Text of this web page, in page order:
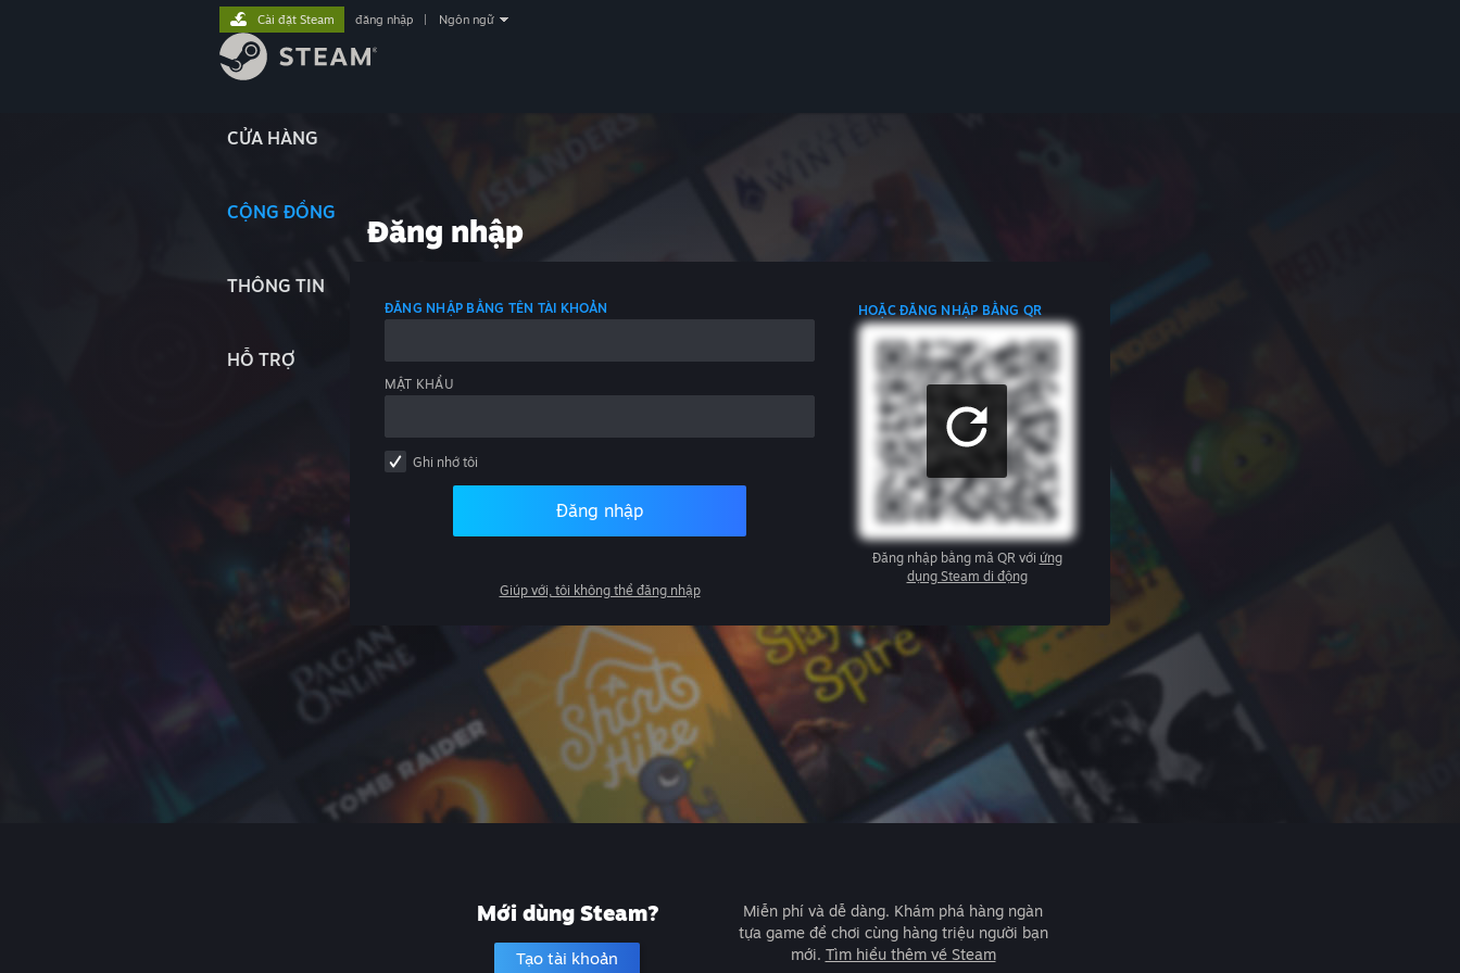
CỬA HÀNG
CỘNG ĐỒNG
THÔNG TIN
HỖ TRỢ
Cài đặt Steam đăng nhập Ngôn ngữ
Đăng nhập
ĐĂNG NHẬP BẰNG TÊN TÀI KHOẢN
MẬT KHẨU
Ghi nhớ tôi
Đăng nhập
Giúp với, tôi không thể đăng nhập
HOẶC ĐĂNG NHẬP BẰNG QR
Đăng nhập bằng mã QR với ứng
dụng Steam di động
Mới dùng Steam?
Tạo tài khoản
Miễn phí và dễ dàng. Khám phá hàng ngàn
tựa game để chơi cùng hàng triệu người bạn
mới. Tìm hiểu thêm về Steam